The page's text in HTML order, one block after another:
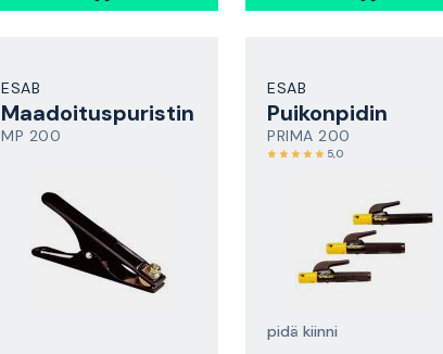
ESAB
Maadoituspuristin
MP 200
ESAB
Puikonpidin
PRIMA 200
5,0
pidä kiinni